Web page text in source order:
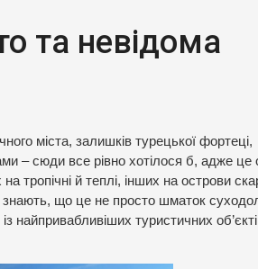
та невідома
міста, залишків турецької фортеці,
– сюди все рівно хотілося б, адже це
тропічні й теплі, інших на острови
знають, що це не просто шматок
найпривабливіших туристичних